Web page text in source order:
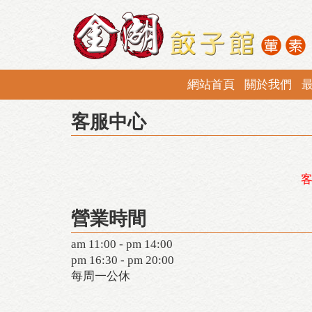
網站首頁 關於我們
客服中心
營業時間
am 11:00 - pm 14:00
pm 16:30 - pm 20:00
每周一公休